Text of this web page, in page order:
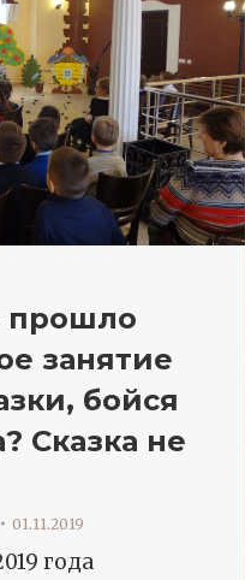
прошло
занятие
бойся
Сказка не
01.11.2019
года